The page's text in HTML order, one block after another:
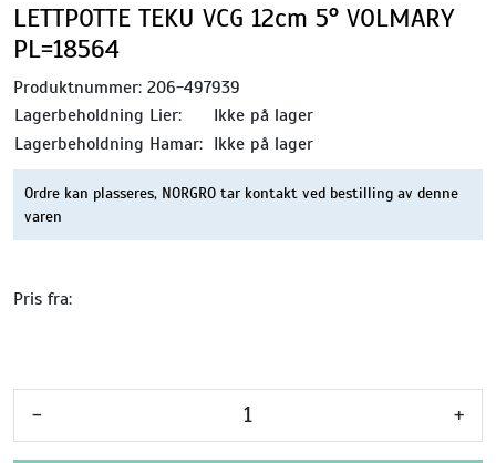
LETTPOTTE TEKU VCG 12cm 5° VOLMARY
PL=18564
Produktnummer: 206-497939
Lagerbeholdning Lier:
Ikke på lager
Lagerbeholdning Hamar: Ikke på lager
Ordre kan plasseres, NORGRO tar kontakt ved bestilling av denne
varen
Pris fra:
- +